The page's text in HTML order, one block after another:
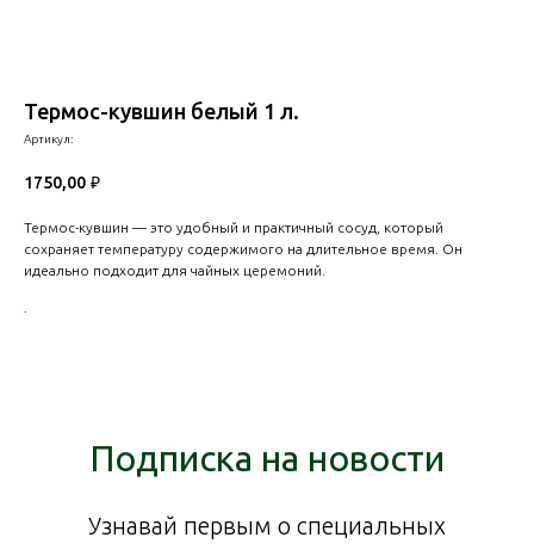
Термос-кувшин белый 1 л.
Артикул:
1750,00 ₽
Термос-кувшин — это удобный и практичный сосуд, который
сохраняет температуру содержимого на длительное время. Он
идеально подходит для чайных церемоний.
Подписка на новости
Узнавай первым о специальных